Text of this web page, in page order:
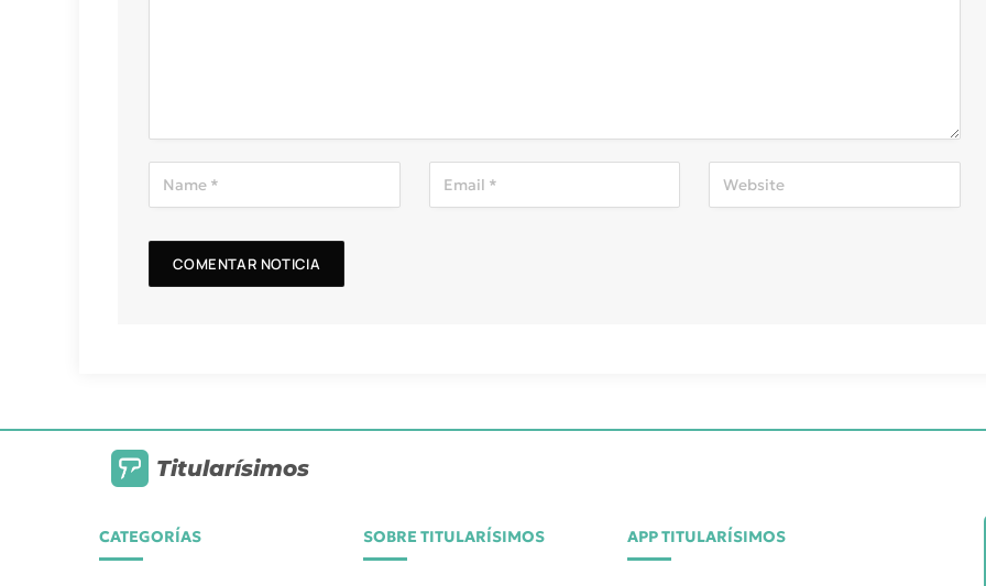
Titularísimos
CATEGORÍAS SOBRE TITULARÍSIMOS APP TITULARÍSIMOS